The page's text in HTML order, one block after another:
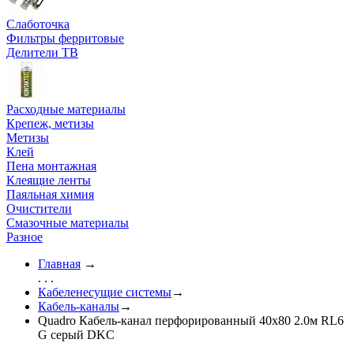
Слаботочка
Фильтры ферритовые
Делители ТВ
Расходные материалы
Крепеж, метизы
Метизы
Клей
Пена монтажная
Клеящие ленты
Паяльная химия
Очистители
Смазочные материалы
Разное
Главная →
. . .
Кабеленесущие системы→
Кабель-каналы→
Quadro Кабель-канал перфорированный 40x80 2.0м RL6
G серый DKC